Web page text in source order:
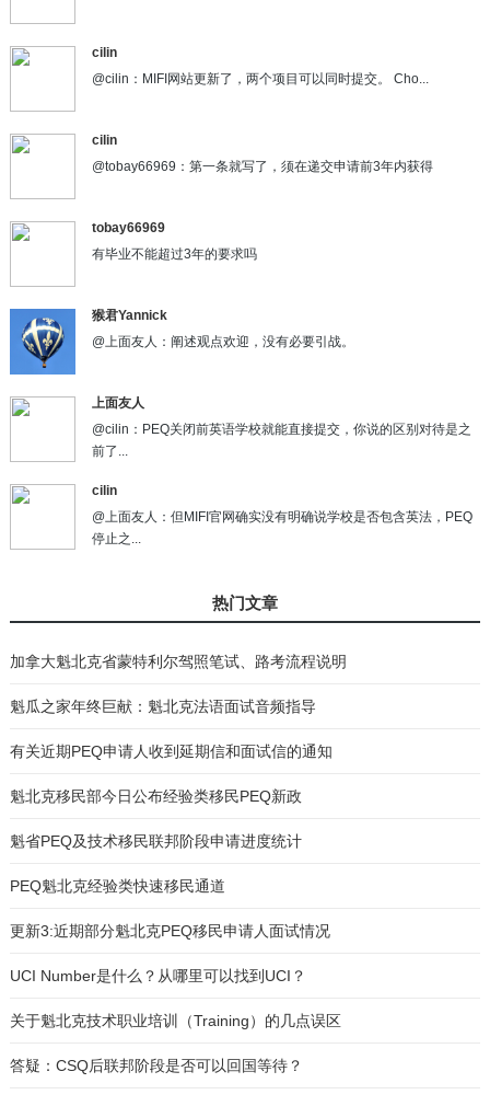
cilin
@cilin：MIFI网站更新了，两个项目可以同时提交。 Cho...
cilin
@tobay66969：第一条就写了，须在递交申请前3年内获得
tobay66969
有毕业不能超过3年的要求吗
猴君Yannick
@上面友人：阐述观点欢迎，没有必要引战。
上面友人
@cilin：PEQ关闭前英语学校就能直接提交，你说的区别对待是之
前了...
cilin
@上面友人：但MIFI官网确实没有明确说学校是否包含英法，PEQ
停止之...
热门文章
加拿大魁北克省蒙特利尔驾照笔试、路考流程说明
魁瓜之家年终巨献：魁北克法语面试音频指导
有关近期PEQ申请人收到延期信和面试信的通知
魁北克移民部今日公布经验类移民PEQ新政
魁省PEQ及技术移民联邦阶段申请进度统计
PEQ魁北克经验类快速移民通道
更新3:近期部分魁北克PEQ移民申请人面试情况
UCI Number是什么？从哪里可以找到UCI？
关于魁北克技术职业培训（Training）的几点误区
答疑：CSQ后联邦阶段是否可以回国等待？